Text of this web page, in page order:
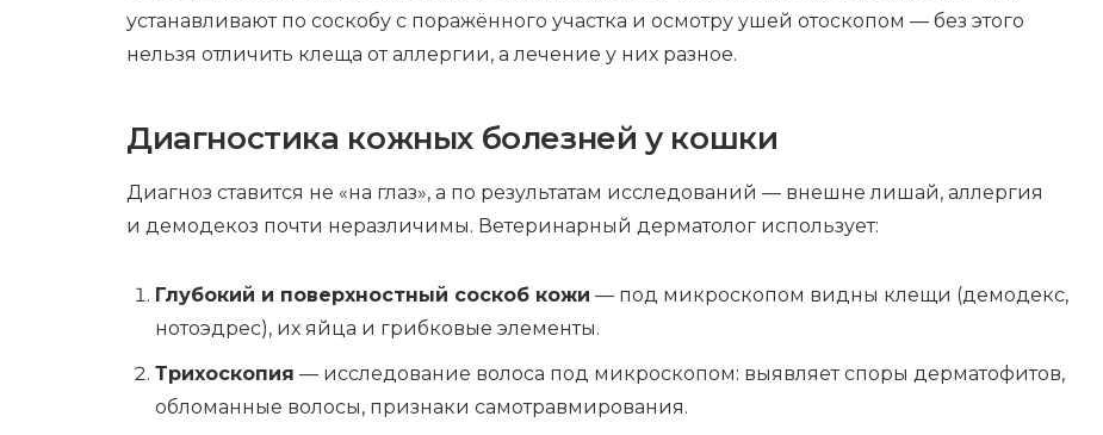
устанавливают по соскобу с поражённого участка и осмотру ушей отоскопом — без этого
нельзя отличить клеща от аллергии, а лечение у них разное.
Диагностика кожных болезней у кошки
Диагноз ставится не «на глаз», а по результатам исследований — внешне лишай, аллергия
и демодекоз почти неразличимы. Ветеринарный дерматолог использует:
Глубокий и поверхностный соскоб кожи — под микроскопом видны клещи (демодекс,
нотоэдрес), их яйца и грибковые элементы.
Трихоскопия — исследование волоса под микроскопом: выявляет споры дерматофитов,
обломанные волосы, признаки самотравмирования.